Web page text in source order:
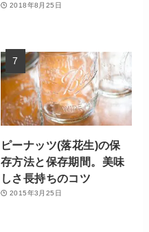
2018年8月25日
ピーナッツ(落花生)の保
存方法と保存期間。美味
しさ長持ちのコツ
2015年3月25日